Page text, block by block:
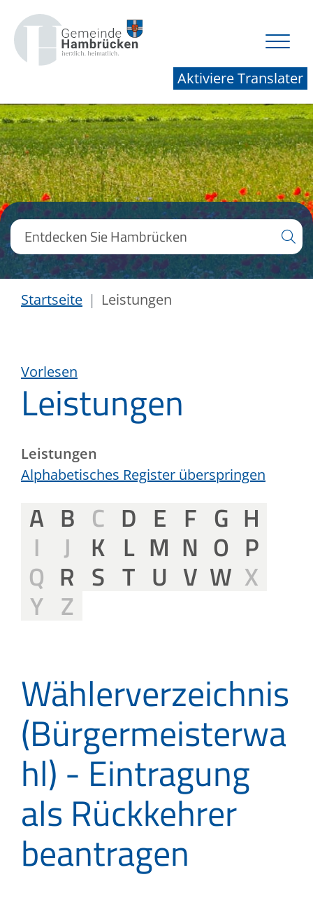
Aktiviere Translater
Startseite Leistungen
Vorlesen
Leistungen
Leistungen
Alphabetisches Register überspringen
A B C D E F G H
I J K L M N O P
Q R S T U V W X
Y Z
Wählerverzeichnis
(Bürgermeisterwa
hl) - Eintragung
als Rückkehrer
beantragen